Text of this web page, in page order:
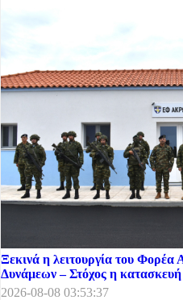
Ξεκινά η λειτουργία του
Δυνάμεων – Στόχος η
2026-08-08 03:53:37